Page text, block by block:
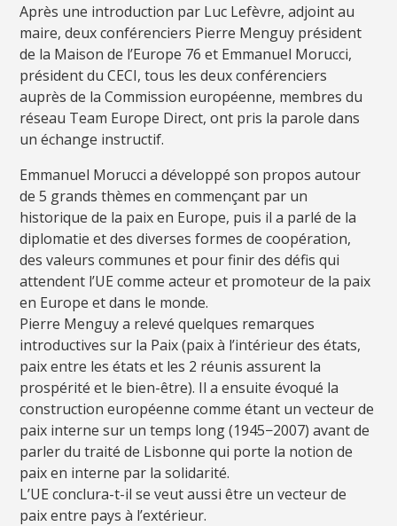
Après une introduction par Luc Lefèvre, adjoint au
maire, deux conférenciers Pierre Menguy président
de la Maison de l’Europe 76 et Emmanuel Morucci,
président du CECI, tous les deux conférenciers
auprès de la Commission européenne, membres du
réseau Team Europe Direct, ont pris la parole dans
un échange instructif.
Emmanuel Morucci a développé son propos autour
de 5 grands thèmes en commençant par un
historique de la paix en Europe, puis il a parlé de la
diplomatie et des diverses formes de coopération,
des valeurs communes et pour finir des défis qui
attendent l’UE comme acteur et promoteur de la paix
en Europe et dans le monde.
Pierre Menguy a relevé quelques remarques
introductives sur la Paix (paix à l’intérieur des états,
paix entre les états et les 2 réunis assurent la
prospérité et le bien-être). Il a ensuite évoqué la
construction européenne comme étant un vecteur de
paix interne sur un temps long (1945−2007) avant de
parler du traité de Lisbonne qui porte la notion de
paix en interne par la solidarité.
L’UE conclura-t-il se veut aussi être un vecteur de
paix entre pays à l’extérieur.